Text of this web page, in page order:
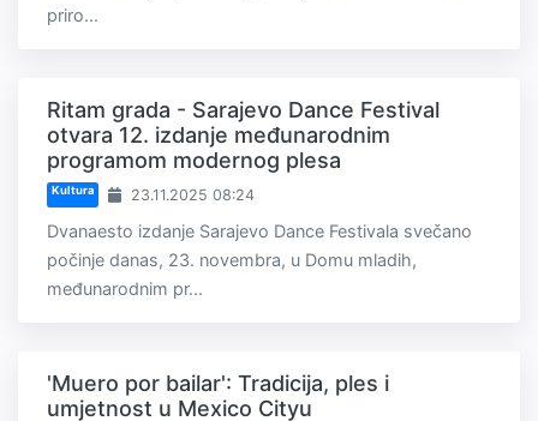
priro...
Ritam grada - Sarajevo Dance Festival
otvara 12. izdanje međunarodnim
programom modernog plesa
Kultura 23.11.2025 08:24
Dvanaesto izdanje Sarajevo Dance Festivala svečano
počinje danas, 23. novembra, u Domu mladih,
međunarodnim pr...
'Muero por bailar': Tradicija, ples i
umjetnost u Mexico Cityu